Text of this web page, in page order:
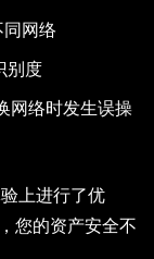
同网络
别度
网络时发生误操
上进行了优
您的资产安全不